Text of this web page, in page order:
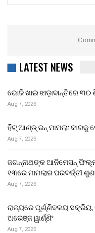
LATEST NEWS
ଭୋଜି ଖାଇ ଝାଡ଼ାବାନ୍ତିରେ
Aug 7, 2026
ହିଟ୍ ଆଣ୍ଡ୍ ରନ୍ ମାମଲା: କାରକୁ
Aug 7, 2026
ଜଗନ୍ନାଥଙ୍କ ଆନିମେସନ୍
୧୩ରେ ମାମଲାର ପରବର୍ତ୍ତୀ
Aug 7, 2026
ରାଜ୍ୟରେ ଘୂର୍ଣ୍ଣିବଳୟ ସକ୍ରିୟ,
ଅରେଞ୍ଜ ୱାର୍ଣ୍ଣିଂ
Aug 7, 2026